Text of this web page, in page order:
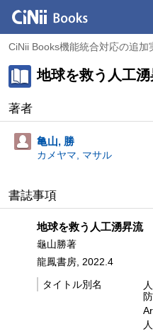
CiNii Books機能統合対応の追加
地球を救う人工
著者
亀山, 勝
カメヤマ, マサル
書誌事項
地球を救う人工湧昇流
龜山勝著
龍鳳書房, 2022.4
タイトル別名